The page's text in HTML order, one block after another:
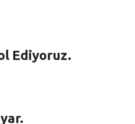
Ediyoruz.